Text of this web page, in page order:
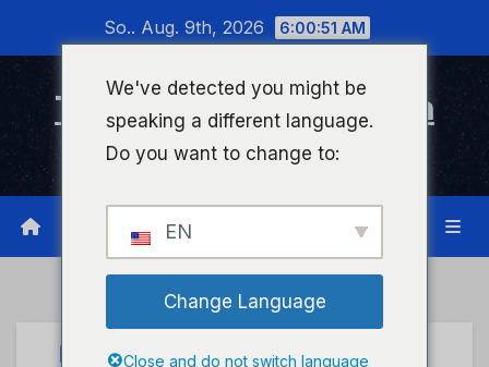
wechseln
So.. Aug. 9th, 2026 6:00:52 AM
Timeline Bad Kreuznach
Infonetzwerk für Bad Kreuznach
UNCATEGORIZED
We've detected you might be
speaking a different language.
Do you want to change to:
EN
Change Language
Close and do not switch language